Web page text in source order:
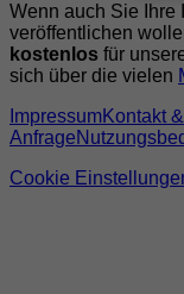
Wenn auch Sie Ihre
veröffentlichen
kostenlos für
sich über die vielen
ImpressumKontakt &
Anfrage
Cookie